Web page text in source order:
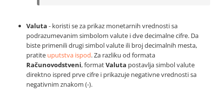
Valuta - koristi se za prikaz monetarnih vrednosti sa
podrazumevanim simbolom valute i dve decimalne cifre. Da
biste primenili drugi simbol valute ili broj decimalnih mesta,
pratite uputstva ispod. Za razliku od formata
Računovodstveni, formatValuta postavlja simbol valute
direktno ispred prve cifre i prikazuje negativne vrednosti sa
negativnim znakom (-).